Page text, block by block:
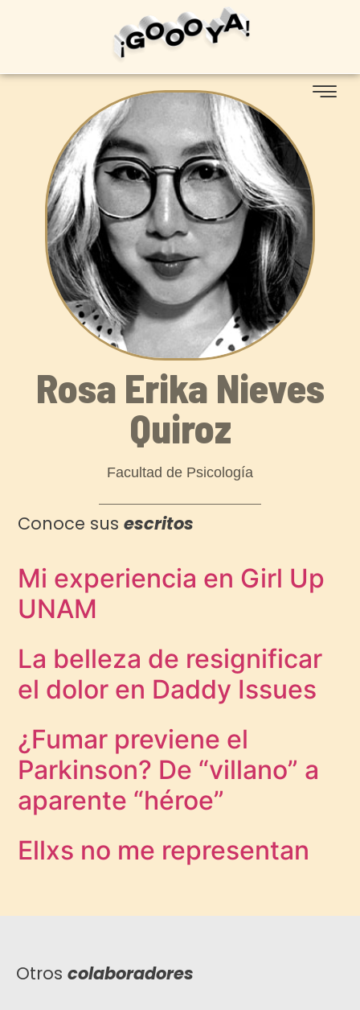
Rosa Erika Nieves
Quiroz
Facultad de Psicología
Conoce susescritos
Mi experiencia en Girl Up
UNAM
La belleza de resignificar
el dolor en Daddy Issues
¿Fumar previene el
Parkinson? De “villano” a
aparente “héroe”
Ellxs no me representan
Otros colaboradores